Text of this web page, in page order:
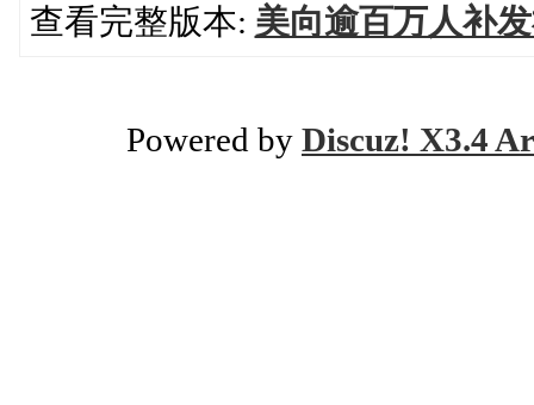
查看完整版本: 美向逾百万人补
Powered by Discuz! X3.4